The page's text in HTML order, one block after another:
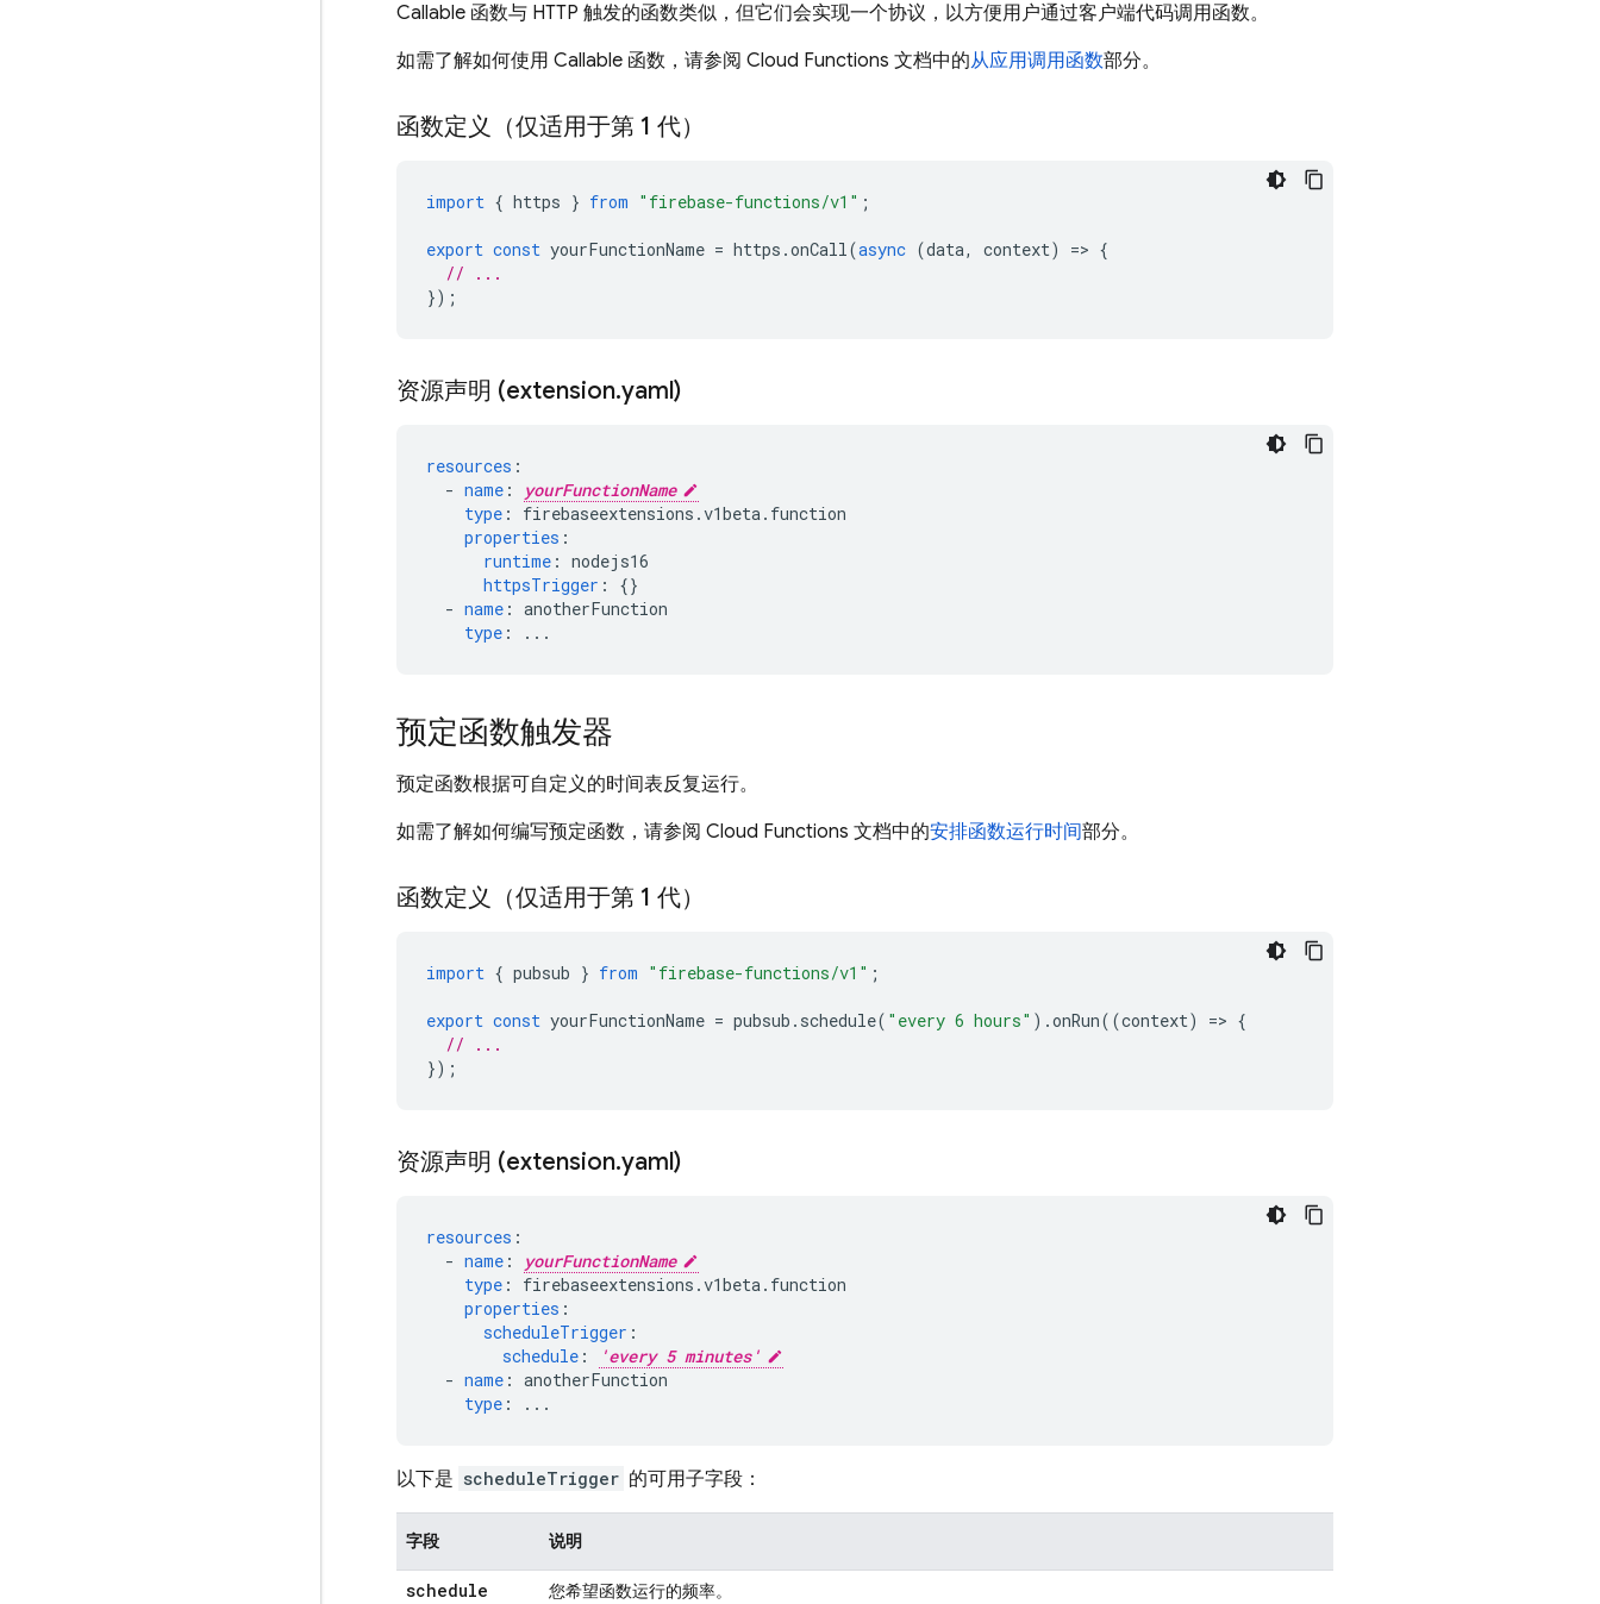
Callable 函数与 HTTP 触发的函数类似，但它们会实现一个协议，以方便用户通过客户端代码调用函数。
如需了解如何使用 Callable 函数，请参阅 Cloud Functions 文档中的从应用调用函数部分。
函数定义（仅适用于第 1 代）
import { https } from "firebase-functions/v1" ;
export const yourFunctionName = https .onCall(async (data, context) => {
// ...
});
资源声明 (extension.yaml)
resources :
- name :
yourFunctionName
type :
firebaseextensions.v1beta.function
properties :
runtime : nodejs16
httpsTrigger :
{}
- name : anotherFunction
type : ...
预定函数触发器
预定函数根据可自定义的时间表反复运行。
如需了解如何编写预定函数，请参阅 Cloud Functions 文档中的安排函数运行时间部分。
函数定义（仅适用于第 1 代）
import { pubsub } from "firebase-functions/v1" ;
export const yourFunctionName = pubsub . schedule( "every 6 hours" ).onRun((context) => {
// ...
});
资源声明 (extension.yaml)
resources :
- name :
yourFunctionName
type :
firebaseextensions.v1beta.function
properties :
scheduleTrigger :
schedule :
'every 5 minutes'
- name : anotherFunction
type : ...
以下是 scheduleTrigger 的可用子字段：
字段 说明
schedule 您希望函数运行的频率。